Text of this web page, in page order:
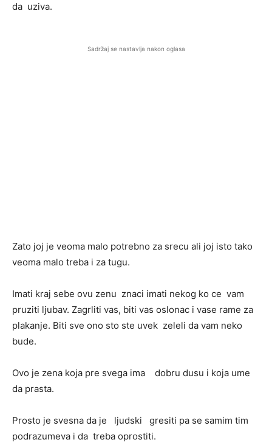
da uziva.
Sadržaj se nastavlja nakon oglasa
Zato joj je veoma malo potrebno za srecu ali joj isto tako
veoma malo treba i za tugu.
Imati kraj sebe ovu zenu znaci imati nekog ko ce vam
pruziti ljubav. Zagrliti vas, biti vas oslonac i vase rame za
plakanje. Biti sve ono sto ste uvek zeleli da vam neko
bude.
Ovo je zena koja pre svega ima dobru dusu i koja ume
da prasta.
Prosto je svesna da je ljudski gresiti pa se samim tim
podrazumeva i da treba oprostiti.